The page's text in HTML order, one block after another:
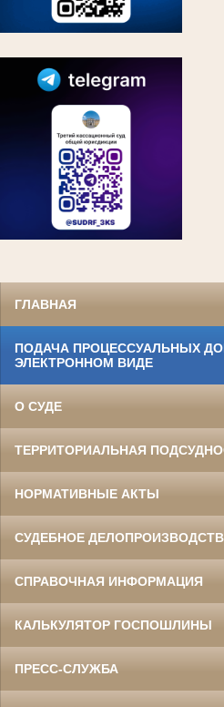
ГЛАВНАЯ
ПОДАЧА ПРОЦЕССУАЛЬНЫХ
ЭЛЕКТРОННОМ ВИДЕ
О СУДЕ
ТЕРРИТОРИАЛЬНАЯ
НОРМАТИВНЫЕ АКТЫ
СУДЕБНОЕ
СПРАВОЧНАЯ ИНФОРМАЦИЯ
КАЛЬКУЛЯТОР ГОСПОШЛИНЫ
ПРЕСС-СЛУЖБА